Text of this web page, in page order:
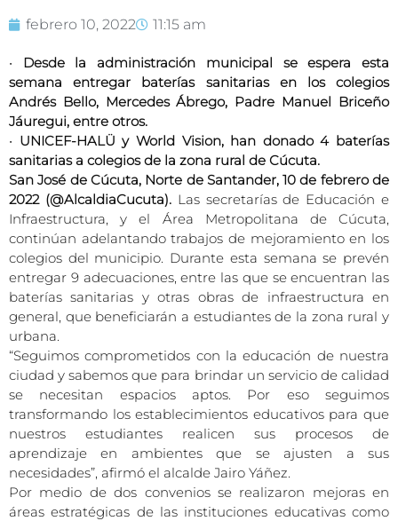
febrero 10, 2022 11:15 am
• Desde la administración municipal se espera esta
semana entregar baterías sanitarias en los colegios
Andrés Bello, Mercedes Ábrego, Padre Manuel Briceño
Jáuregui, entre otros.
• UNICEF-HALÜ y World Vision, han donado 4 baterías
sanitarias a colegios de la zona rural de Cúcuta.
San José de Cúcuta, Norte de Santander, 10 de febrero de
2022 (@AlcaldiaCucuta). Las secretarías de Educación e
Infraestructura, y el Área Metropolitana de Cúcuta,
continúan adelantando trabajos de mejoramiento en los
colegios del municipio. Durante esta semana se prevén
entregar 9 adecuaciones, entre las que se encuentran las
baterías sanitarias y otras obras de infraestructura en
general, que beneficiarán a estudiantes de la zona rural y
urbana.
“Seguimos comprometidos con la educación de nuestra
ciudad y sabemos que para brindar un servicio de calidad
se necesitan espacios aptos. Por eso seguimos
transformando los establecimientos educativos para que
nuestros estudiantes realicen sus procesos de
aprendizaje en ambientes que se ajusten a sus
necesidades”, afirmó el alcalde Jairo Yáñez.
Por medio de dos convenios se realizaron mejoras en
áreas estratégicas de las instituciones educativas como